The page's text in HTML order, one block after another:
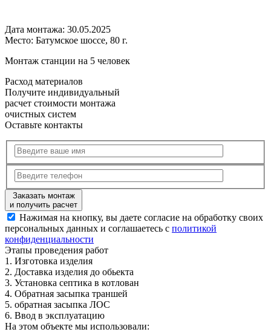
Дата монтажа: 30.05.2025
Место: Батумское шоссе, 80 г.
Монтаж станции на 5 человек
Расход материалов
Получите индивидуальный
расчет стоимости монтажа
очистных систем
Оставьте контакты
Заказать монтаж
и получить расчет
Нажимая на кнопку, вы даете согласие на обработку своих
персональных данных и соглашаетесь с политикой
конфиденциальности
Этапы проведения работ
1. Изготовка изделия
2. Доставка изделия до обьекта
3. Установка септика в котлован
4. Обратная засыпка траншей
5. обратная засыпка ЛОС
6. Ввод в эксплуатацию
На этом объекте мы использовали: